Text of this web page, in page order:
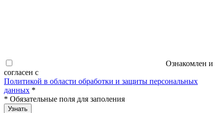
Ознакомлен и
согласен с
Политикой в области обработки и защиты персональных
данных *
* Обязательные поля для заполения
Узнать